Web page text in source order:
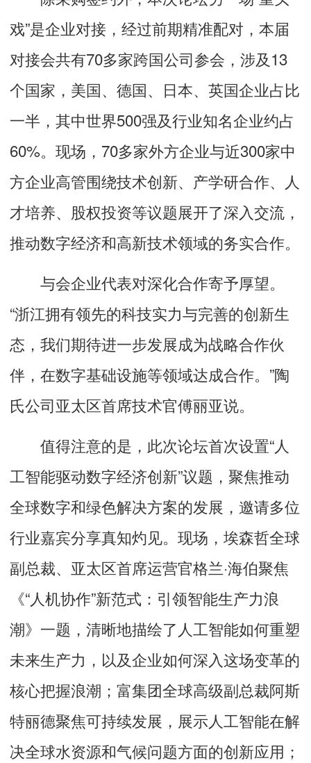
戏”是企业对接，经过前期精准配对，本届
对接会共有70多家跨国公司参会，涉及13
个国家，美国、德国、日本、英国企业占比
一半，其中世界500强及行业知名企业约占
60%。现场，70多家外方企业与近300家中
方企业高管围绕技术创新、产学研合作、人
才培养、股权投资等议题展开了深入交流，
推动数字经济和高新技术领域的务实合作。
与会企业代表对深化合作寄予厚望。
“浙江拥有领先的科技实力与完善的创新生
态，我们期待进一步发展成为战略合作伙
伴，在数字基础设施等领域达成合作。”陶
氏公司亚太区首席技术官傅丽亚说。
值得注意的是，此次论坛首次设置“人
工智能驱动数字经济创新”议题，聚焦推动
全球数字和绿色解决方案的发展，邀请多位
行业嘉宾分享真知灼见。现场，埃森哲全球
副总裁、亚太区首席运营官格兰·海伯聚焦
《“人机协作”新范式：引领智能生产力浪
潮》一题，清晰地描绘了人工智能如何重塑
未来生产力，以及企业如何深入这场变革的
核心把握浪潮；富集团全球高级副总裁阿斯
特丽德聚焦可持续发展，展示人工智能在解
决全球水资源和气候问题方面的创新应用；